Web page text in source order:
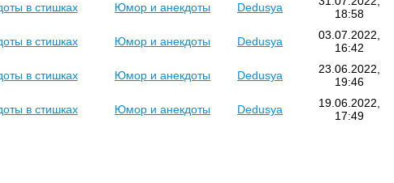
в стишках Юмор и анекдоты Dedusya
18:58
в стишках Юмор и анекдоты Dedusya
03.07.2022,
16:42
в стишках Юмор и анекдоты Dedusya
23.06.2022,
19:46
в стишках Юмор и анекдоты Dedusya
19.06.2022,
17:49